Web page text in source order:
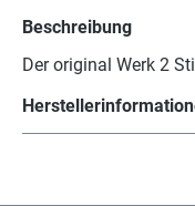
Beschreibung
Der original Werk 2